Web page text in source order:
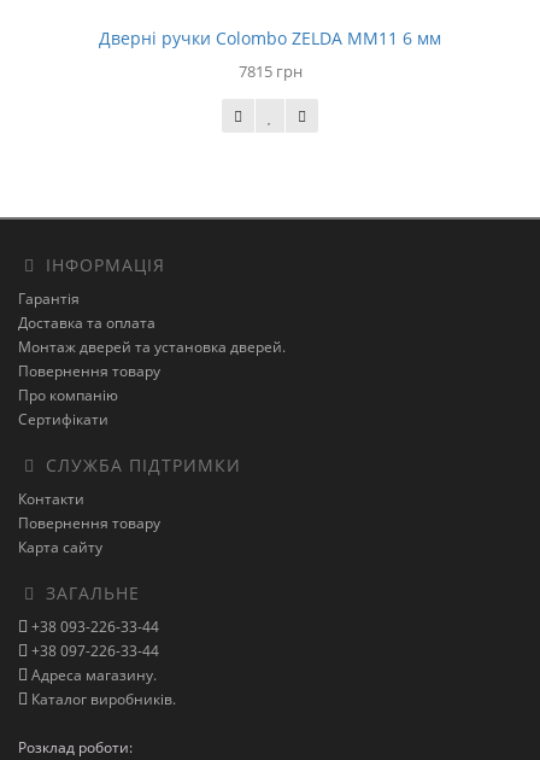
Дверні ручки Colombo ZELDA MM11 6 мм
7815 грн
ІНФОРМАЦІЯ
Гарантія
Доставка та оплата
Монтаж дверей та установка дверей.
Повернення товару
Про компанію
Сертифікати
СЛУЖБА ПІДТРИМКИ
Контакти
Повернення товару
Карта сайту
ЗАГАЛЬНЕ
+38 093-226-33-44
+38 097-226-33-44
Адреса магазину.
Каталог виробників.
Розклад роботи: